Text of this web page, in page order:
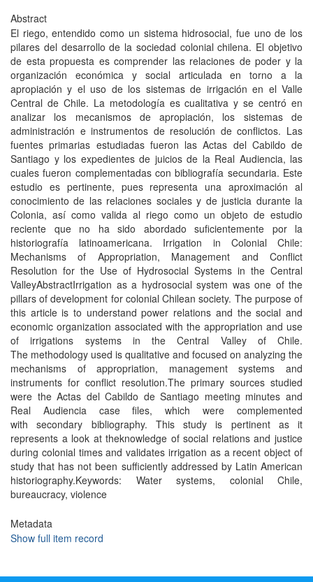
Abstract
El riego, entendido como un sistema hidrosocial, fue uno de los
pilares del desarrollo de la sociedad colonial chilena. El objetivo
de esta propuesta es comprender las relaciones de poder y la
organización económica y social articulada en torno a la
apropiación y el uso de los sistemas de irrigación en el Valle
Central de Chile. La metodologí­a es cualitativa y se centró en
analizar los mecanismos de apropiación, los sistemas de
administración e instrumentos de resolución de conflictos. Las
fuentes primarias estudiadas fueron las Actas del Cabildo de
Santiago y los expedientes de juicios de la Real Audiencia, las
cuales fueron complementadas con bibliografí­a secundaria. Este
estudio es pertinente, pues representa una aproximación al
conocimiento de las relaciones sociales y de justicia durante la
Colonia, así­ como valida al riego como un objeto de estudio
reciente que no ha sido abordado suficientemente por la
historiografí­a latinoamericana. Irrigation in Colonial Chile:
Mechanisms of Appropriation, Management and Conflict
Resolution for the Use of Hydrosocial Systems in the Central
ValleyAbstractIrrigation as a hydrosocial system was one of the
pillars of development for colonial Chilean society. The purpose of
this article is to understand power relations and the social and
economic organization associated with the appropriation and use
of irrigations systems in the Central Valley of Chile.
The methodology used is qualitative and focused on analyzing the
mechanisms of appropriation, management systems and
instruments for conflict resolution.The primary sources studied
were the Actas del Cabildo de Santiago meeting minutes and
Real Audiencia case files, which were complemented
with secondary bibliography. This study is pertinent as it
represents a look at theknowledge of social relations and justice
during colonial times and validates irrigation as a recent object of
study that has not been sufficiently addressed by Latin American
historiography.Keywords: Water systems, colonial Chile,
bureaucracy, violence
Metadata
Show full item record